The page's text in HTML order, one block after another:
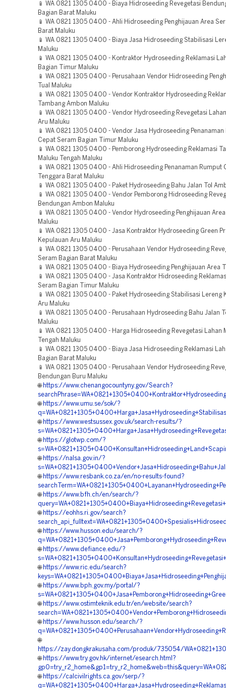
📱 WA 0821 1305 0400 - Biaya Hidroseeding Revegetasi
Bagian Barat Maluku
📱 WA 0821 1305 0400 - Ahli Hidroseeding Penghijauan Area
Barat Maluku
📱 WA 0821 1305 0400 - Biaya Jasa Hidroseeding Stabilisasi
Maluku
📱 WA 0821 1305 0400 - Kontraktor Hydroseeding Reklamasi
Bagian Timur Maluku
📱 WA 0821 1305 0400 - Perusahaan Vendor Hidroseeding
Tual Maluku
📱 WA 0821 1305 0400 - Vendor Kontraktor Hydroseeding
Tambang Ambon Maluku
📱 WA 0821 1305 0400 - Vendor Hydroseeding Revegetasi
Aru Maluku
📱 WA 0821 1305 0400 - Vendor Jasa Hydroseeding Penanaman
Cepat Seram Bagian Timur Maluku
📱 WA 0821 1305 0400 - Pemborong Hydroseeding Reklamasi
Maluku Tengah Maluku
📱 WA 0821 1305 0400 - Ahli Hidroseeding Penanaman Rumput
Tenggara Barat Maluku
📱 WA 0821 1305 0400 - Paket Hydroseeding Bahu Jalan Tol
📱 WA 0821 1305 0400 - Vendor Pemborong Hidroseeding
Bendungan Ambon Maluku
📱 WA 0821 1305 0400 - Vendor Hydroseeding Penghijauan
Maluku
📱 WA 0821 1305 0400 - Jasa Kontraktor Hydroseeding Green
Kepulauan Aru Maluku
📱 WA 0821 1305 0400 - Perusahaan Vendor Hydroseeding
Seram Bagian Barat Maluku
📱 WA 0821 1305 0400 - Biaya Hydroseeding Penghijauan Area
📱 WA 0821 1305 0400 - Jasa Kontraktor Hidroseeding
Seram Bagian Timur Maluku
📱 WA 0821 1305 0400 - Paket Hydroseeding Stabilisasi Lereng
Aru Maluku
📱 WA 0821 1305 0400 - Perusahaan Hydroseeding Bahu Jalan
Maluku
📱 WA 0821 1305 0400 - Harga Hidroseeding Revegetasi Lahan
Tengah Maluku
📱 WA 0821 1305 0400 - Biaya Jasa Hidroseeding Reklamasi
Bagian Barat Maluku
📱 WA 0821 1305 0400 - Perusahaan Vendor Hydroseeding
Bendungan Buru Maluku
🌐 https://www.chenangocountyny.gov/Search?
🌐 https://www.umu.se/sok/?
🌐 https://www.westsussex.gov.uk/search-results/?
🌐 https://glotwp.com/?
🌐 https://nalsa.gov.in/?
🌐 https://www.resbank.co.za/en/no-results-found?
🌐 https://www.bfh.ch/en/search/?
🌐 https://eohhs.ri.gov/search?
🌐 https://www.husson.edu/search/?
🌐 https://www.defiance.edu/?
🌐 https://www.ric.edu/search?
🌐 https://www.bph.gov.my/portal/?
🌐 https://www.ostimteknik.edu.tr/en/website/search?
🌐 https://www.husson.edu/search/?
🌐
https://zay.dongkrakusaha.com/produk/735054/
🌐 https://www.try.gov.hk/internet/esearch.html?
🌐 https://calcivilrights.ca.gov/serp/?